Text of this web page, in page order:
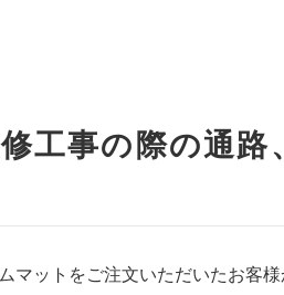
工事の際の通路
マットをご注文いただいたお客様